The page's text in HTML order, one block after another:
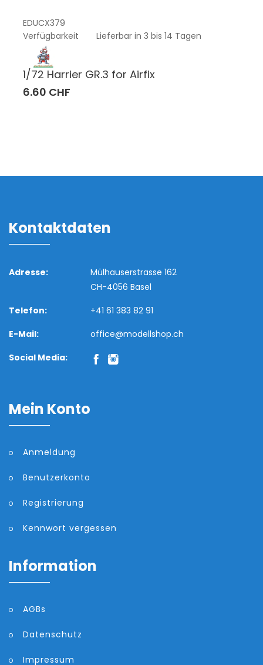
EDUCX379
Verfügbarkeit
Lieferbar in 3 bis 14 Tagen
1/72 Harrier GR.3 for Airfix
6.60 CHF
Kontaktdaten
Adresse:
Mülhauserstrasse 162
CH-4056 Basel
Telefon:
+41 61 383 82 91
E-Mail:
office@modellshop.ch
Social Media:
Mein Konto
Anmeldung
Benutzerkonto
Registrierung
Kennwort vergessen
Information
AGBs
Datenschutz
Impressum